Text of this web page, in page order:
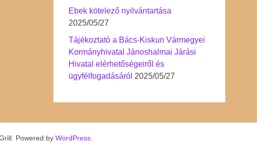
Ebek kötelező nyilvántartása
2025/05/27
Tájékoztató a Bács-Kiskun Vármegyei
Kormányhivatal Jánoshalmai Járási
Hivatal elérhetőségeiről és
ügyfélfogadásáról 2025/05/27
Powered by WordPress